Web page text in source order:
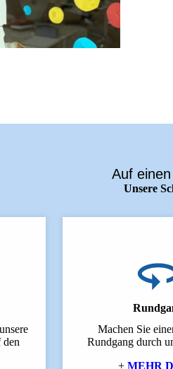
Auf
Unsere
den
Machen Sie
Rundgang durch
+ MEHR